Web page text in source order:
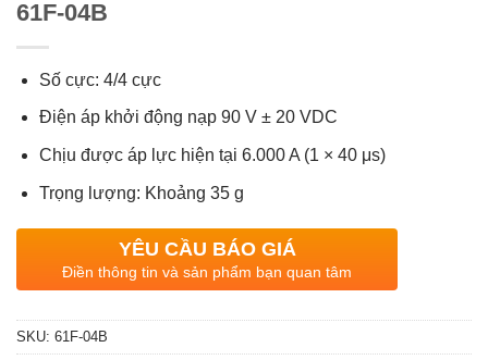
61F-04B
Số cực: 4/4 cực
Điện áp khởi động nạp 90 V ± 20 VDC
Chịu được áp lực hiện tại 6.000 A (1 × 40 μs)
Trọng lượng: Khoảng 35 g
YÊU CẦU BÁO GIÁ
Điền thông tin và sản phẩm bạn quan tâm
SKU: 61F-04B